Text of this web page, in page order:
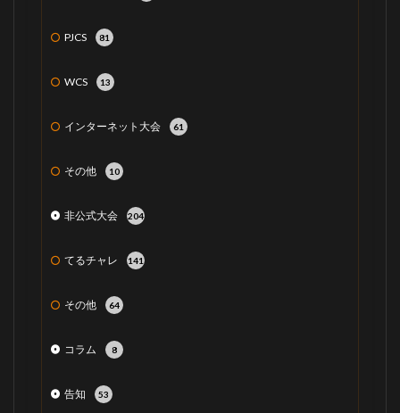
PJCS 81
WCS 13
インターネット大会 61
その他 10
非公式大会 204
てるチャレ 141
その他 64
コラム 8
告知 53